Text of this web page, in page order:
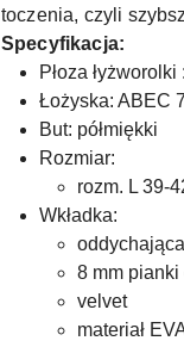
toczenia, czyli
Specyfikacja:
Płoza
Łożyska: ABEC 7
But: półmiękki
Rozmiar:
rozm. L 39-
Wkładka:
oddychająca
8 mm
velvet
materiał